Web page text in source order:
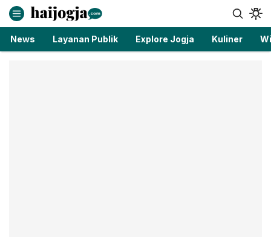
haijogja.com
Berita Jogja Terbaru dan Terkini
News Layanan Publik Explore Jogja Kuliner